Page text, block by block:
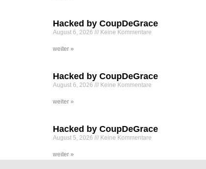
Hacked by CoupDeGrace
August 6, 2026 Keine Kommentare
weiter »
Hacked by CoupDeGrace
August 6, 2026 Keine Kommentare
weiter »
Hacked by CoupDeGrace
August 5, 2026 Keine Kommentare
weiter »